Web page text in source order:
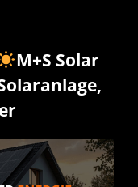
M+S Solar